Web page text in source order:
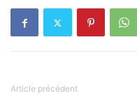
Article précédent